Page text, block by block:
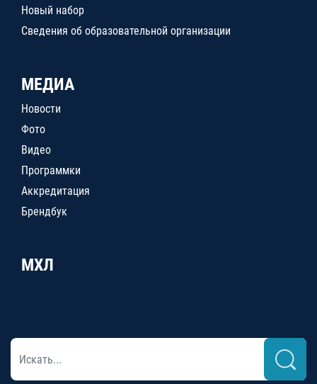
Новый набор
Сведения об образовательной организации
МЕДИА
Новости
Фото
Видео
Программки
Аккредитация
Брендбук
МХЛ